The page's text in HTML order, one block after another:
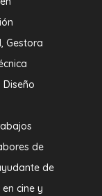
Gestora
Diseño
de
de
cine y